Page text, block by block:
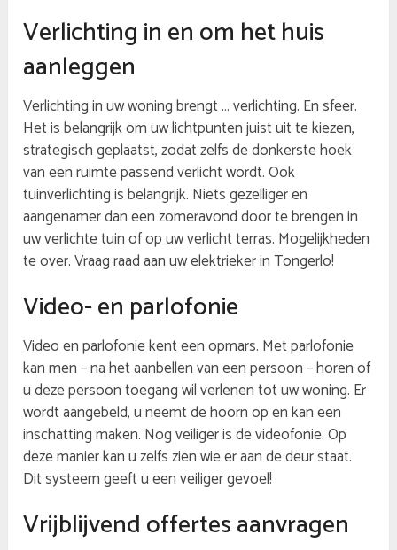
Verlichting in en om het huis
aanleggen
Verlichting in uw woning brengt … verlichting. En sfeer.
Het is belangrijk om uw lichtpunten juist uit te kiezen,
strategisch geplaatst, zodat zelfs de donkerste hoek
van een ruimte passend verlicht wordt. Ook
tuinverlichting is belangrijk. Niets gezelliger en
aangenamer dan een zomeravond door te brengen in
uw verlichte tuin of op uw verlicht terras. Mogelijkheden
te over. Vraag raad aan uw elektrieker in Tongerlo!
Video- en parlofonie
Video en parlofonie kent een opmars. Met parlofonie
kan men – na het aanbellen van een persoon – horen of
u deze persoon toegang wil verlenen tot uw woning. Er
wordt aangebeld, u neemt de hoorn op en kan een
inschatting maken. Nog veiliger is de videofonie. Op
deze manier kan u zelfs zien wie er aan de deur staat.
Dit systeem geeft u een veiliger gevoel!
Vrijblijvend offertes aanvragen